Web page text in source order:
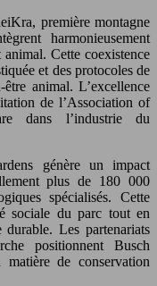
première montagne
harmonieusement
Cette coexistence
et des protocoles de
animal. L’excellence
de l’Association of
dans l’industrie du
génère un impact
plus de 180 000
spécialisés. Cette
sociale du parc tout en
Les partenariats
positionnent Busch
de conservation